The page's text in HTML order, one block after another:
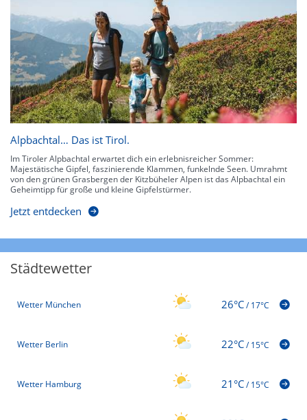
Alpbachtal… Das ist Tirol.
Im Tiroler Alpbachtal erwartet dich ein erlebnisreicher Sommer:
Majestätische Gipfel, faszinierende Klammen, funkelnde Seen. Umrahmt
von den grünen Grasbergen der Kitzbüheler Alpen ist das Alpbachtal ein
Geheimtipp für große und kleine Gipfelstürmer.
Jetzt entdecken
Städtewetter
Wetter München 26°C/17°C
Wetter Berlin 22°C/15°C
Wetter Hamburg 21°C/15°C